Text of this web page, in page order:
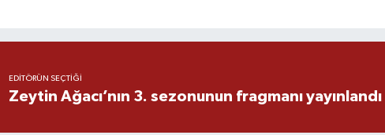
EDITÖRÜN SEÇTIĞI
Zeytin Ağacı’nın 3. sezonunun fragmanı yayınlandı